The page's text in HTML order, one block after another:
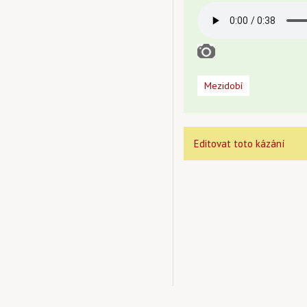
Mezidobí
Editovat toto kázání